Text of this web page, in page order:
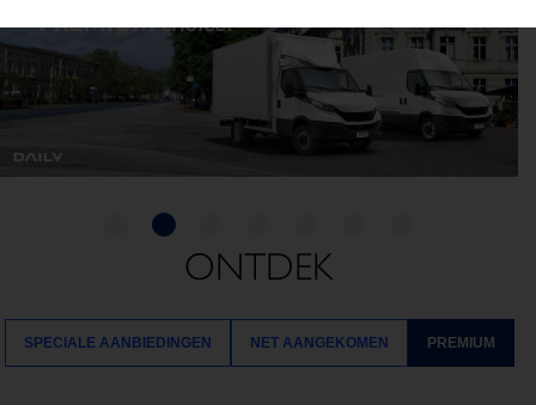
ONTDEK
SPECIALE AANBIEDINGEN NET AANGEKOMEN PREMIUM